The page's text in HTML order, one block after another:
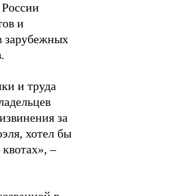
и
зарубежных
и труда
за
хотел бы
–